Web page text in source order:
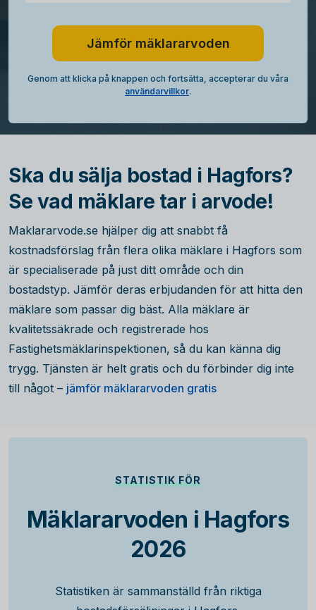
Jämför mäklararvoden
Genom att klicka på knappen och fortsätta, accepterar du våra
användarvillkor.
Ska du sälja bostad i Hagfors?
Se vad mäklare tar i arvode!
Maklararvode.se hjälper dig att snabbt få
kostnadsförslag från flera olika mäklare i Hagfors som
är specialiserade på just ditt område och din
bostadstyp. Jämför deras erbjudanden för att hitta den
mäklare som passar dig bäst. Alla mäklare är
kvalitetssäkrade och registrerade hos
Fastighetsmäklarinspektionen, så du kan känna dig
trygg. Tjänsten är helt gratis och du förbinder dig inte
till något – jämför mäklararvoden gratis
STATISTIK FÖR
Mäklararvoden i Hagfors
2026
Statistiken är sammanställd från riktiga